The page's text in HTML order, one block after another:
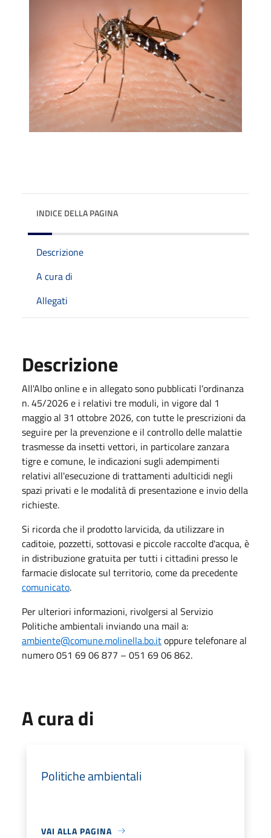
INDICE DELLA PAGINA
Descrizione
A cura di
Allegati
Descrizione
All'Albo online e in allegato sono pubblicati l'ordinanza
n. 45/2026 e i relativi tre moduli, in vigore dal 1
maggio al 31 ottobre 2026, con tutte le prescrizioni da
seguire per la prevenzione e il controllo delle malattie
trasmesse da insetti vettori, in particolare zanzara
tigre e comune, le indicazioni sugli adempimenti
relativi all'esecuzione di trattamenti adulticidi negli
spazi privati e le modalità di presentazione e invio della
richieste.
Si ricorda che il prodotto larvicida, da utilizzare in
caditoie, pozzetti, sottovasi e piccole raccolte d'acqua, è
in distribuzione gratuita per tutti i cittadini presso le
farmacie dislocate sul territorio, come da precedente
comunicato.
Per ulteriori informazioni, rivolgersi al Servizio
Politiche ambientali inviando una mail a:
ambiente@comune.molinella.bo.itoppure telefonare al
numero 051 69 06 877 – 051 69 06 862.
A cura di
Politiche ambientali
VAI ALLA PAGINA